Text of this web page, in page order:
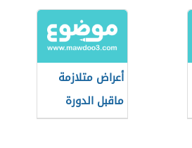
أعراض متلازمة
ماقبل الدورة
الشهرية